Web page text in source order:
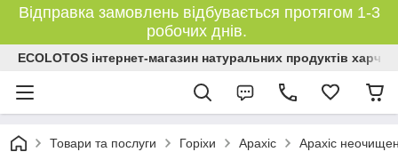
Відправка замовлень відбувається протягом 1-3
робочих днів.
ECOLOTOS інтернет-магазин натуральних продуктів
Товари та послуги Горіхи Арахіс Арахіс